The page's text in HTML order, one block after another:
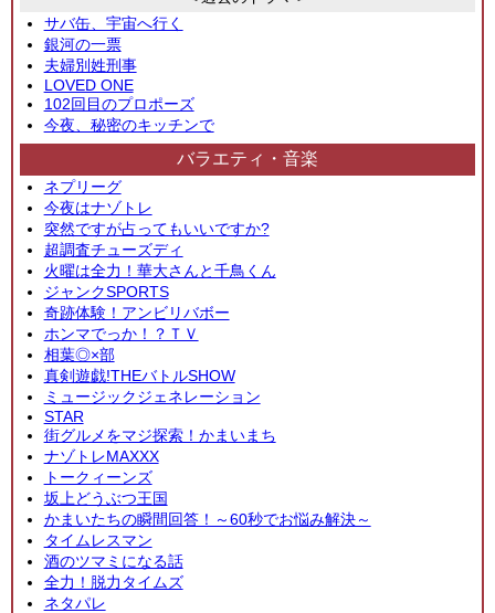
サバ缶、宇宙へ行く
銀河の一票
夫婦別姓刑事
LOVED ONE
102回目のプロポーズ
今夜、秘密のキッチンで
バラエティ・音楽
ネプリーグ
今夜はナゾトレ
突然ですが占ってもいいですか?
超調査チューズディ
火曜は全力！華大さんと千鳥くん
ジャンクSPORTS
奇跡体験！アンビリバボー
ホンマでっか！？ＴＶ
相葉◎×部
真剣遊戯!THEバトルSHOW
ミュージックジェネレーション
STAR
街グルメをマジ探索！かまいまち
ナゾトレMAXXX
トークィーンズ
坂上どうぶつ王国
かまいたちの瞬間回答！～60秒でお悩み解決～
タイムレスマン
酒のツマミになる話
全力！脱力タイムズ
ネタパレ